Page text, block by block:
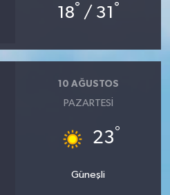
18° / 31 °
10 AĞUSTOS
PAZARTESI
23°
Güneşli